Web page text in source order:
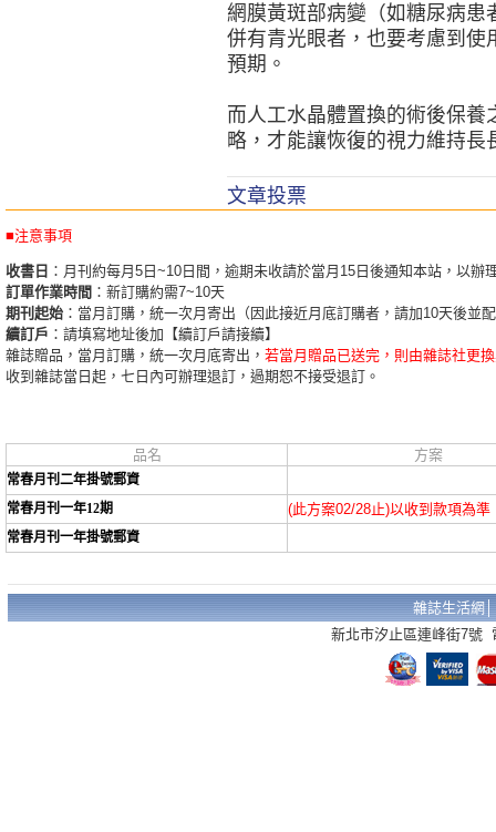
網膜黃斑部病變（如糖尿病患
併有青光眼者，也要考慮到使
預期。
而人工水晶體置換的術後保
略，才能讓恢復的視力維持長
文章投票
■注意事項
收書日 ：月刊約每月5日~10日間，逾期未收請於當月15日後通知本站，以辦
訂單作業時間 ：新訂購約需7~10天
期刊起始 ：當月訂購，統一次月寄出（因此接近月底訂購者，請加10天後並
續訂戶 ：請填寫地址後加【續訂戶請接續】
雜誌贈品，當月訂購，統一次月底寄出， 若當月贈品已送完，則由雜誌社更
收到雜誌當日起，七日內可辦理退訂，過期恕不接受退訂。
品名 方案
常春月刊二年掛號郵資
常春月刊一年12期
(此方案02/28止)以收到款項為準
常春月刊一年掛號郵資
雜誌生活網
新北市汐止區連峰街7號